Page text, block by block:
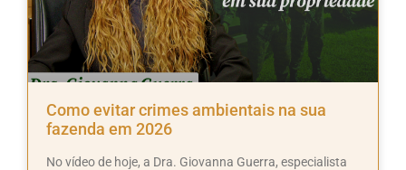
Como evitar crimes ambientais na sua
fazenda em 2026
No vídeo de hoje, a Dra. Giovanna Guerra, especialista